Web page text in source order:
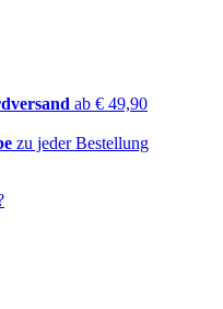
ab € 49,90
zu jeder Bestellung